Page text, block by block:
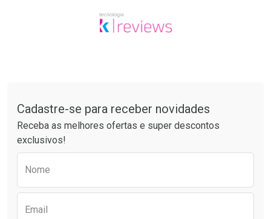
Por R$ 50,25/cada
Por R$ 24,29/cada
Cadastre-se para receber novidades
Receba as melhores ofertas e super descontos
exclusivos!
Nome
Email